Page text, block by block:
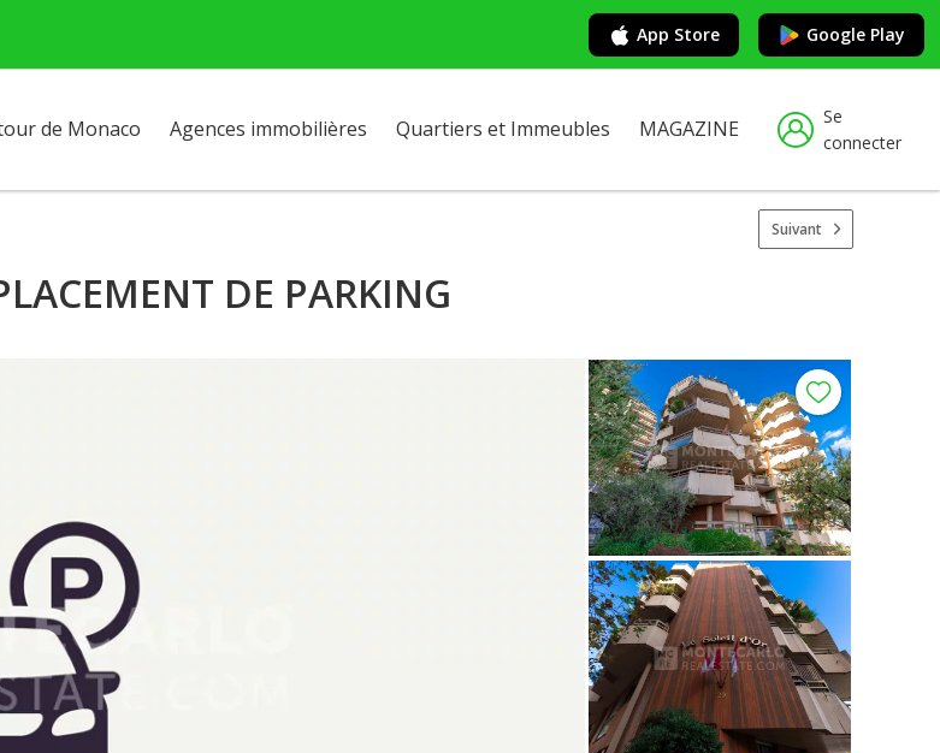
App Store Google Play
de Monaco Agences immobilières Quartiers et Immeubles MAGAZINE
Se
connecter
Suivant
DE PARKING